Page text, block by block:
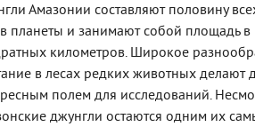
Амазонии составляют половину
планеты и занимают собой площадь
километров. Широкое
в лесах редких животных делают
полем для исследований.
джунгли остаются одним их